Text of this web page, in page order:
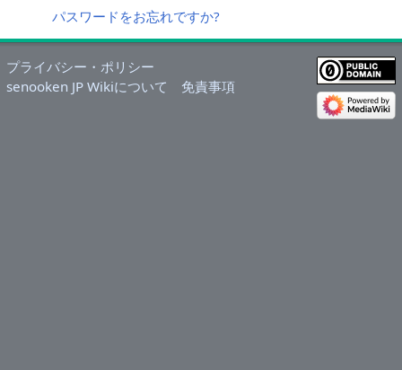
パスワードをお忘れですか?
プライバシー・ポリシー
senooken JP Wikiについて
免責事項